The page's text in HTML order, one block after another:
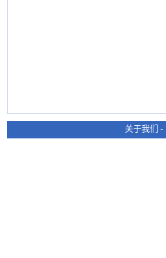
关于我们 -